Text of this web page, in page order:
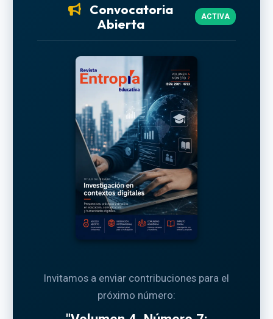
Convocatoria
Abierta
ACTIVA
Invitamos a enviar contribuciones para el
próximo número: